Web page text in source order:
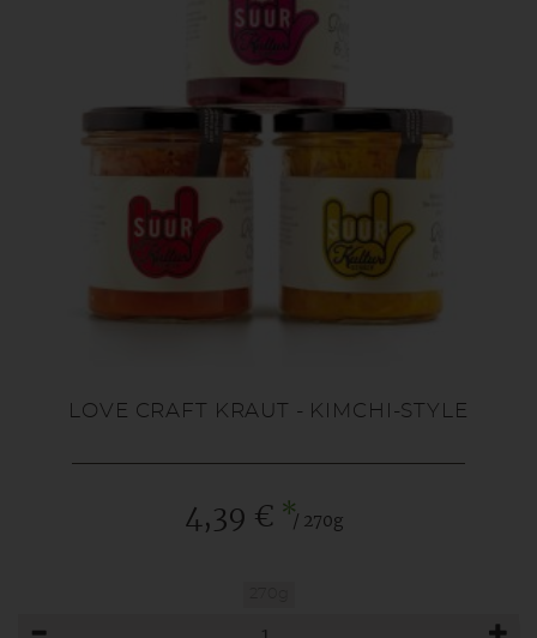
LOVE CRAFT KRAUT - KIMCHI-STYLE
4,39 € */ 270g